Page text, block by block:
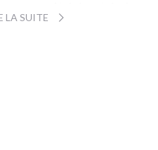
sous le matricule 263688T
LA SUITE